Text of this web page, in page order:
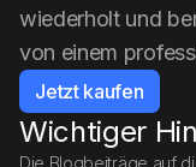
wiederholt und
von einem
Jetzt kaufen
Wichtiger